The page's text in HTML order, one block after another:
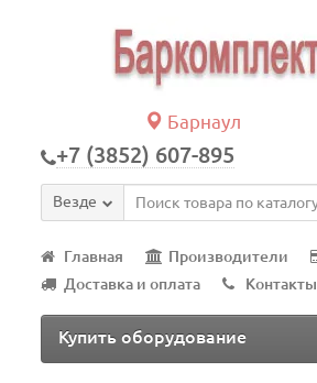
Барнаул
+7 (3852) 607-895
Везде
Главная Производители
Доставка и оплата
Контакты
Купить оборудование